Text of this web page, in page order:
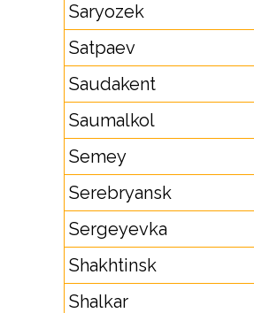
Saryozek
Satpaev
Saudakent
Saumalkol
Semey
Serebryansk
Sergeyevka
Shakhtinsk
Shalkar